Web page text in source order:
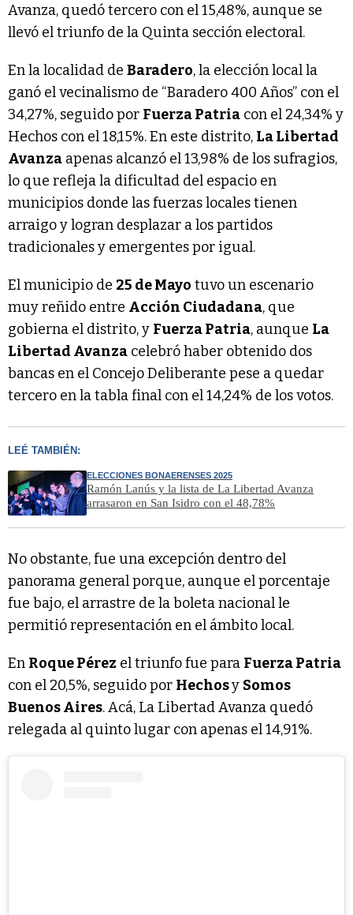
Avanza, quedó tercero con el 15,48%, aunque se
llevó el triunfo de la Quinta sección electoral.
En la localidad de Baradero, la elección local la
ganó el vecinalismo de “Baradero 400 Años” con el
34,27%, seguido por Fuerza Patria con el 24,34% y
Hechos con el 18,15%. En este distrito, La Libertad
Avanza apenas alcanzó el 13,98% de los sufragios,
lo que refleja la dificultad del espacio en
municipios donde las fuerzas locales tienen
arraigo y logran desplazar a los partidos
tradicionales y emergentes por igual.
El municipio de 25 de Mayo tuvo un escenario
muy reñido entre Acción Ciudadana, que
gobierna el distrito, y Fuerza Patria, aunque La
Libertad Avanza celebró haber obtenido dos
bancas en el Concejo Deliberante pese a quedar
tercero en la tabla final con el 14,24% de los votos.
LEÉ TAMBIÉN:
ELECCIONES BONAERENSES 2025
Ramón Lanús y la lista de La Libertad Avanza
arrasaron en San Isidro con el 48,78%
No obstante, fue una excepción dentro del
panorama general porque, aunque el porcentaje
fue bajo, el arrastre de la boleta nacional le
permitió representación en el ámbito local.
En Roque Pérez el triunfo fue para Fuerza Patria
con el 20,5%, seguido por Hechosy Somos
Buenos Aires. Acá, La Libertad Avanza quedó
relegada al quinto lugar con apenas el 14,91%.